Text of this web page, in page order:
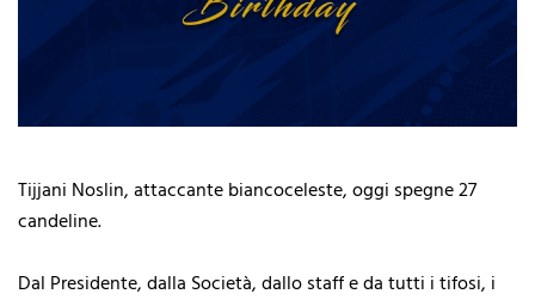
Tijjani Noslin, attaccante biancoceleste, oggi spegne 27
candeline.
Dal Presidente, dalla Società, dallo staff e da tutti i tifosi, i